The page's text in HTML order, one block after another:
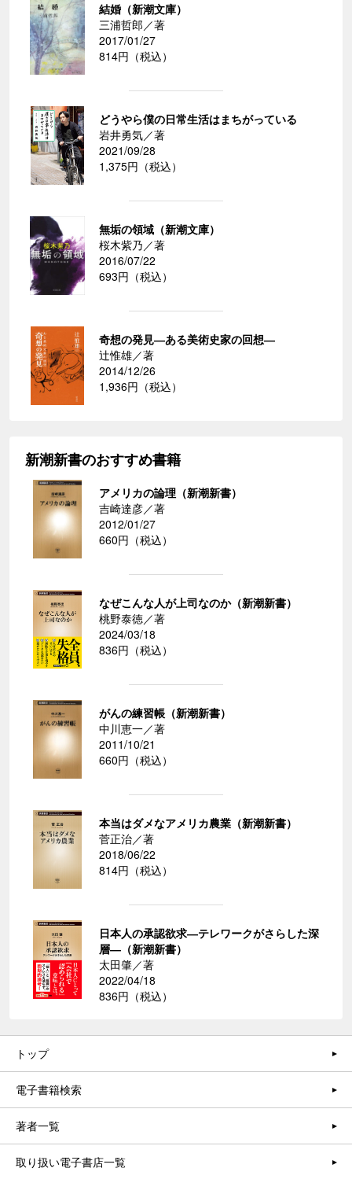
結婚（新潮文庫）
三浦哲郎／著
2017/01/27
814円（税込）
どうやら僕の日常生活はまちがっている
岩井勇気／著
2021/09/28
1,375円（税込）
無垢の領域（新潮文庫）
桜木紫乃／著
2016/07/22
693円（税込）
奇想の発見―ある美術史家の回想―
辻惟雄／著
2014/12/26
1,936円（税込）
新潮新書のおすすめ書籍
アメリカの論理（新潮新書）
吉崎達彦／著
2012/01/27
660円（税込）
なぜこんな人が上司なのか（新潮新書）
桃野泰徳／著
2024/03/18
836円（税込）
がんの練習帳（新潮新書）
中川恵一／著
2011/10/21
660円（税込）
本当はダメなアメリカ農業（新潮新書）
菅正治／著
2018/06/22
814円（税込）
日本人の承認欲求―テレワークがさらした深
層―（新潮新書）
太田肇／著
2022/04/18
836円（税込）
トップ
電子書籍検索
著者一覧
取り扱い電子書店一覧